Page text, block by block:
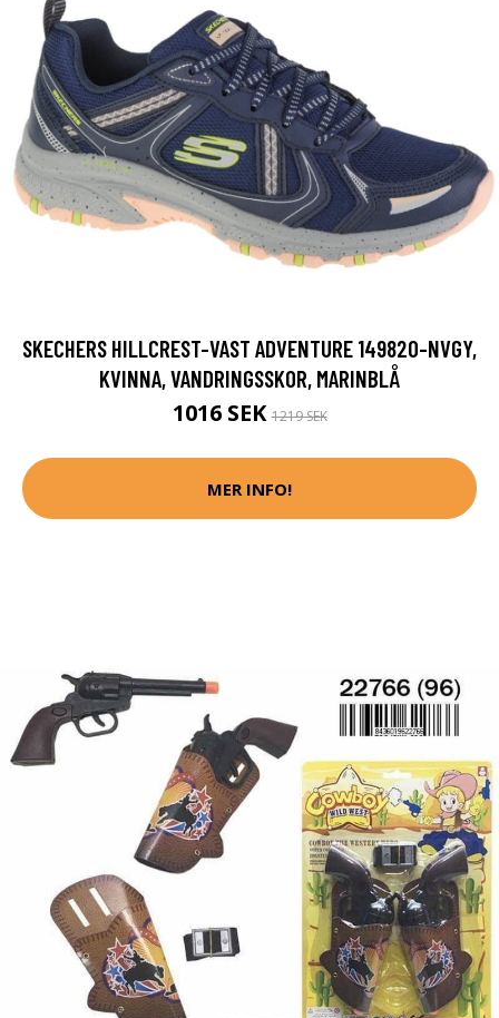
SKECHERS HILLCREST-VAST ADVENTURE 149820-NVGY,
KVINNA, VANDRINGSSKOR, MARINBLÅ
1016 SEK1219 SEK
MER INFO!